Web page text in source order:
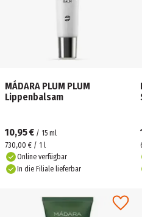
MÁDARA PLUM PLUM
Lippenbalsam
10,95 € / 15 ml
730,00 € / 1 l
Online verfügbar
In die Filiale lieferbar